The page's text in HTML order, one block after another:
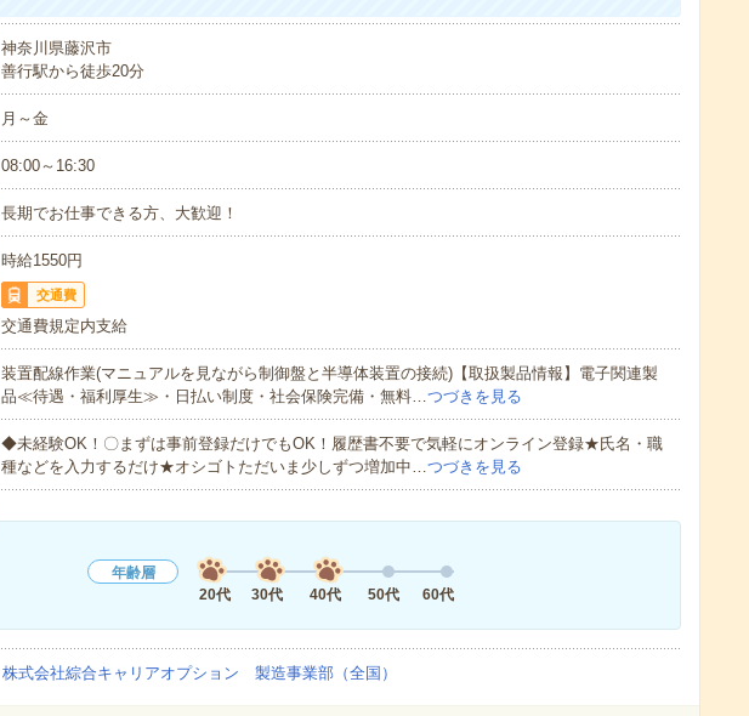
神奈川県藤沢市
善行駅から徒歩20分
月～金
08:00～16:30
長期でお仕事できる方、大歓迎！
時給1550円
交通費
交通費規定内支給
装置配線作業(マニュアルを見ながら制御盤と半導体装置の接続)【取扱製品情報】電子関連製
品≪待遇・福利厚生≫・日払い制度・社会保険完備・無料…つづきを見る
◆未経験OK！〇まずは事前登録だけでもOK！履歴書不要で気軽にオンライン登録★氏名・職
種などを入力するだけ★オシゴトただいま少しずつ増加中…つづきを見る
年齢層
20代
30代 40代 50代 60代
株式会社綜合キャリアオプション 製造事業部（全国）